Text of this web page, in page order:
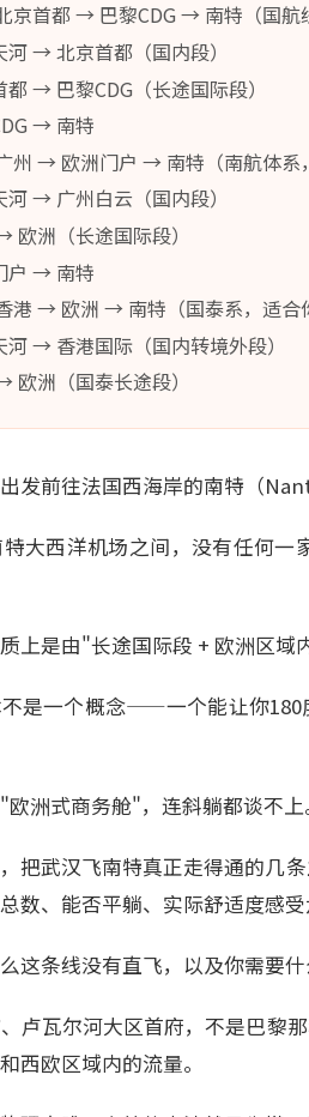
首都 → 巴黎CDG → 南特（国航
→ 北京首都（国内段）
→ 巴黎CDG（长途国际段）
→ 南特
州 → 欧洲门户 → 南特（南航体系
→ 广州白云（国内段）
欧洲（长途国际段）
户 → 南特
→ 欧洲 → 南特（国泰系，适合
→ 香港国际（国内转境外段）
欧洲（国泰长途段）
发前往法国西海岸的南特（
大西洋机场之间，没有任何
上是由"长途国际段 + 欧洲区域
是一个概念——一个能让你
洲式商务舱"，连斜躺都谈不上
把武汉飞南特真正走得通的几
数、能否平躺、实际舒适度感受
这条线没有直飞，以及你需要
卢瓦尔河大区首府，不是巴黎
西欧区域内的流量。